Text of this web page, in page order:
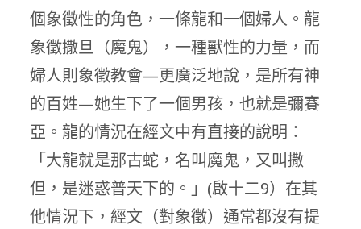
個象徵性的角色，一條龍和一個婦人。龍
象徵撒旦（魔鬼），一種獸性的力量，而
婦人則象徵教會—更廣泛地說，是所有神
的百姓—她生下了一個男孩，也就是彌賽
亞。龍的情況在經文中有直接的說明：
「大龍就是那古蛇，名叫魔鬼，又叫撒
但，是迷惑普天下的。」(啟十二9）在其
他情況下，經文（對象徵）通常都沒有提